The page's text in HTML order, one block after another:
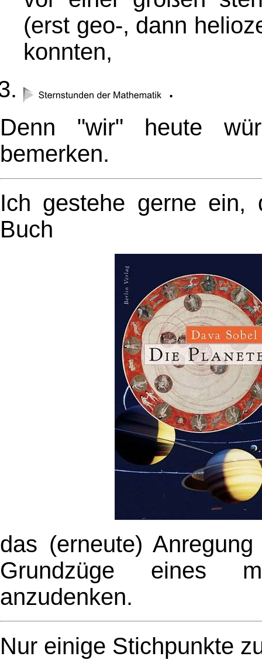
(erst geo-, dann
konnten,
.
Denn "wir" heute
bemerken.
Ich gestehe gerne ein,
Buch
das (erneute)
Grundzüge eines
anzudenken.
Nur einige Stichpunkte